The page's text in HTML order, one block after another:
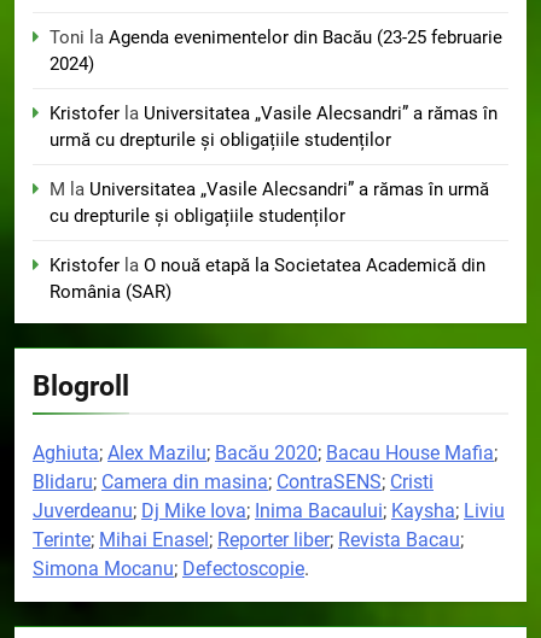
Toni la Agenda evenimentelor din Bacău (23-25 februarie
2024)
Kristofer la Universitatea „Vasile Alecsandri” a rămas în
urmă cu drepturile și obligațiile studenților
M la Universitatea „Vasile Alecsandri” a rămas în urmă
cu drepturile și obligațiile studenților
Kristofer la O nouă etapă la Societatea Academică din
România (SAR)
Blogroll
Aghiuta; Alex Mazilu; Bacău 2020; Bacau House Mafia;
Blidaru; Camera din masina; ContraSENS; Cristi
Juverdeanu; Dj Mike Iova; Inima Bacaului; Kaysha; Liviu
Terinte; Mihai Enasel; Reporter liber; Revista Bacau;
Simona Mocanu; Defectoscopie.